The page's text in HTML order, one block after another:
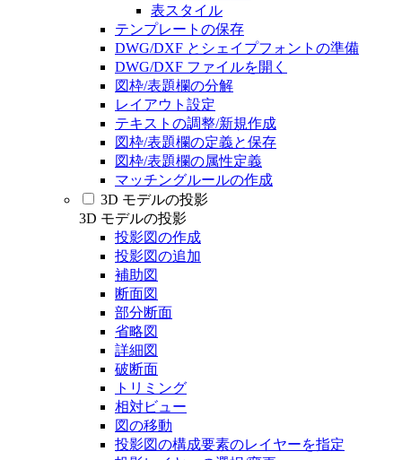
表スタイル
テンプレートの保存
DWG/DXF とシェイプフォントの準備
DWG/DXF ファイルを開く
図枠/表題欄の分解
レイアウト設定
テキストの調整/新規作成
図枠/表題欄の定義と保存
図枠/表題欄の属性定義
マッチングルールの作成
3D モデルの投影
3D モデルの投影
投影図の作成
投影図の追加
補助図
断面図
部分断面
省略図
詳細図
破断面
トリミング
相対ビュー
図の移動
投影図の構成要素のレイヤーを指定